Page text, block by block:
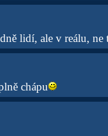
lidí, ale v reálu, ne
chápu